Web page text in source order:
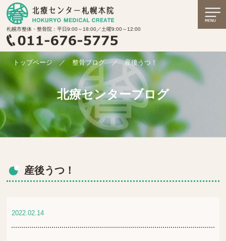
札幌市整体・整骨院：平日9:00～18:00／土曜9:00～12:00
トップページ ／ 整骨ブログ ／ 産後うつ！
北療センターブログ
産後うつ！
2022.02.14